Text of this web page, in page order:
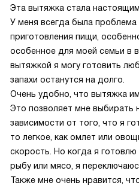
Эта вытяжка стала
У меня всегда была проблема
приготовления пищи,
особенное для моей семьи в
вытяжкой я могу готовить
запахи останутся на долго.
Очень удобно, что вытяжка
Это позволяет мне выбирать
зависимости от того, что я
то легкое, как омлет или
скорость. Но когда я
рыбу или мясо, я
Также мне очень нравится,